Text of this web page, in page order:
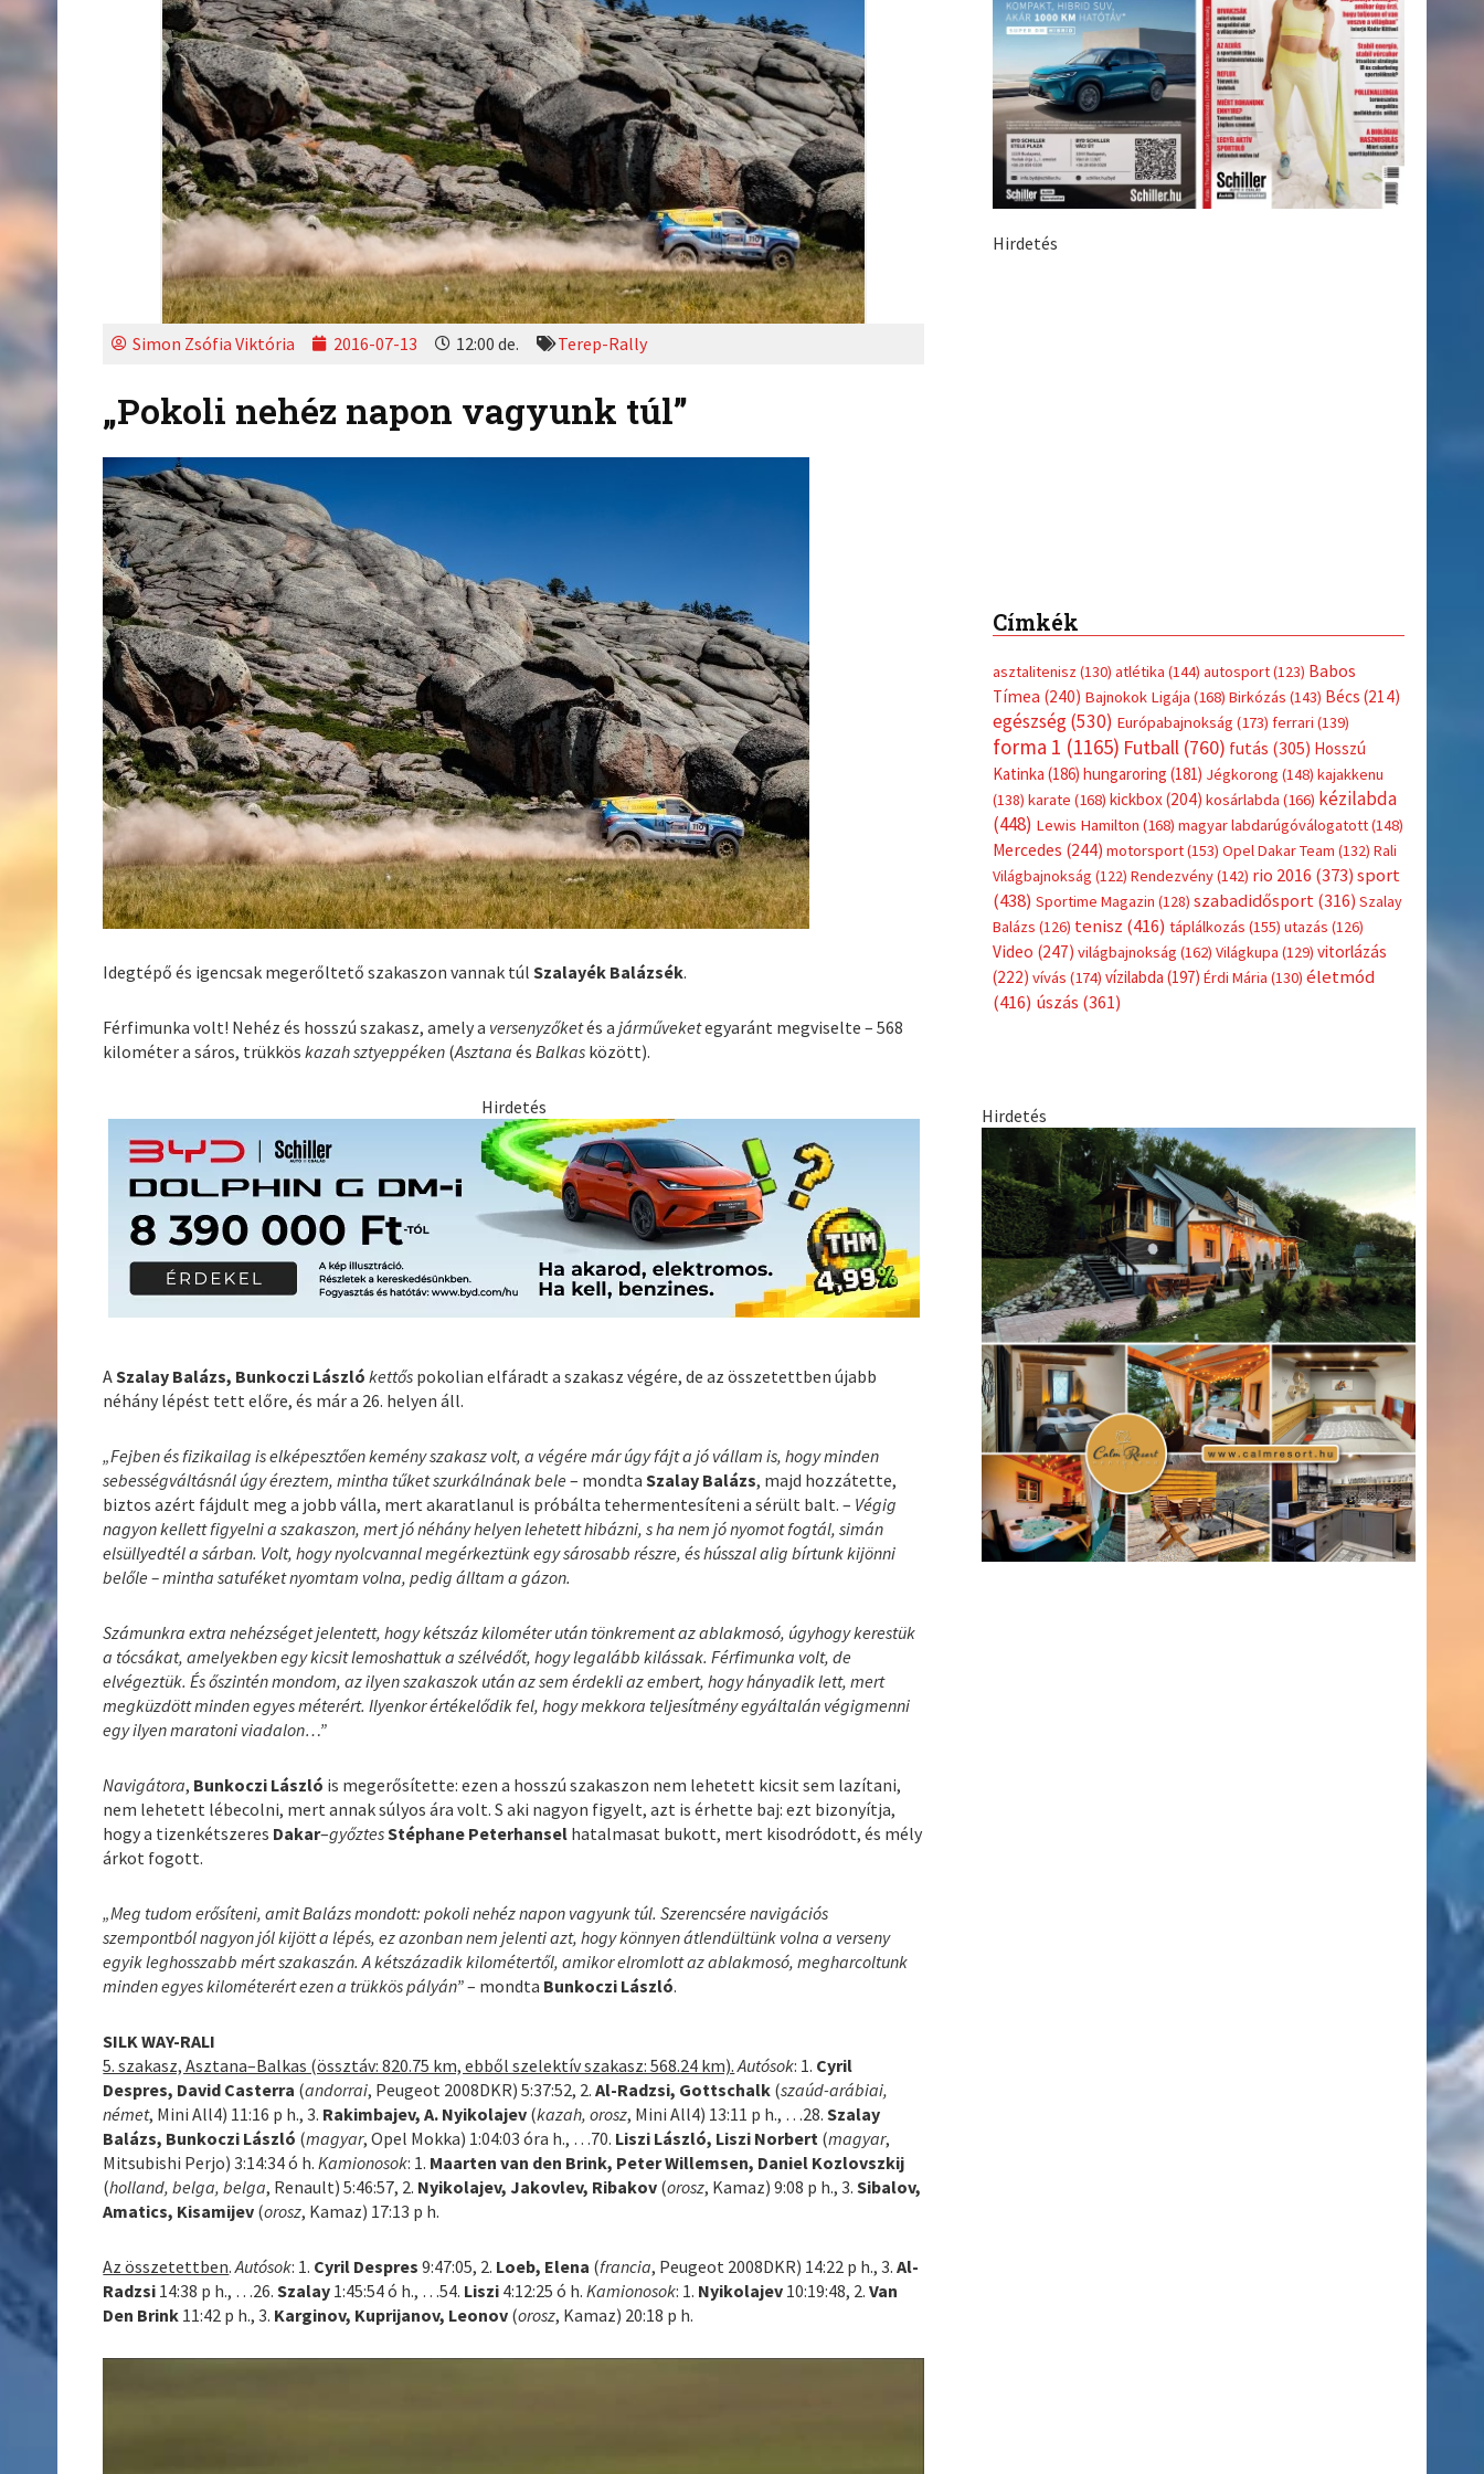
Simon Zsófia Viktória 2016-07-13 12:00 de. Terep-Rally
„Pokoli nehéz napon vagyunk túl”
Idegtépő és igencsak megerőltető szakaszon vannak túlSzalayék Balázsék.
Férfimunka volt! Nehéz és hosszú szakasz, amely a versenyzőketés ajárműveketegyaránt megviselte – 568
kilométer a sáros, trükköskazah sztyeppéken (Asztana ésBalkas között).
Hirdetés
ASzalay Balázs, Bunkoczi László kettős pokolian elfáradt a szakasz végére, de az összetettben újabb
néhány lépést tett előre, és már a 26. helyen áll.
„Fejben és fizikailag is elképesztően kemény szakasz volt, a végére már úgy fájt a jó vállam is, hogy minden
sebességváltásnál úgy éreztem, mintha tűket szurkálnának bele – mondtaSzalay Balázs, majd hozzátette,
biztos azért fájdult meg a jobb válla, mert akaratlanul is próbálta tehermentesíteni a sérült balt. – Végig
nagyon kellett figyelni a szakaszon, mert jó néhány helyen lehetett hibázni, s ha nem jó nyomot fogtál, simán
elsüllyedtél a sárban. Volt, hogy nyolcvannal megérkeztünk egy sárosabb részre, és hússzal alig bírtunk kijönni
belőle – mintha satuféket nyomtam volna, pedig álltam a gázon.
Számunkra extra nehézséget jelentett, hogy kétszáz kilométer után tönkrement az ablakmosó, úgyhogy kerestük
a tócsákat, amelyekben egy kicsit lemoshattuk a szélvédőt, hogy legalább kilássak. Férfimunka volt, de
elvégeztük. És őszintén mondom, az ilyen szakaszok után az sem érdekli az embert, hogy hányadik lett, mert
megküzdött minden egyes méterért. Ilyenkor értékelődik fel, hogy mekkora teljesítmény egyáltalán végigmenni
egy ilyen maratoni viadalon…”
Navigátora, Bunkoczi László is megerősítette: ezen a hosszú szakaszon nem lehetett kicsit sem lazítani,
nem lehetett lébecolni, mert annak súlyos ára volt. S aki nagyon figyelt, azt is érhette baj: ezt bizonyítja,
hogy a tizenkétszeres Dakar–győztesStéphane Peterhansel hatalmasat bukott, mert kisodródott, és mély
árkot fogott.
„Meg tudom erősíteni, amit Balázs mondott: pokoli nehéz napon vagyunk túl. Szerencsére navigációs
szempontból nagyon jól kijött a lépés, ez azonban nem jelenti azt, hogy könnyen átlendültünk volna a verseny
egyik leghosszabb mért szakaszán. A kétszázadik kilométertől, amikor elromlott az ablakmosó, megharcoltunk
minden egyes kilométerért ezen a trükkös pályán”– mondta Bunkoczi László.
SILK WAY-RALI
5. szakasz, Asztana–Balkas (össztáv: 820.75 km, ebből szelektív szakasz: 568.24 km). Autósok: 1. Cyril
Despres, David Casterra (andorrai, Peugeot 2008DKR) 5:37:52, 2.Al-Radzsi, Gottschalk (szaúd-arábiai,
német, Mini All4) 11:16 p h., 3. Rakimbajev, A. Nyikolajev (kazah, orosz, Mini All4) 13:11 p h., …28.Szalay
Balázs, Bunkoczi László (magyar, Opel Mokka) 1:04:03 óra h., …70. Liszi László, Liszi Norbert (magyar,
Mitsubishi Perjo) 3:14:34 ó h.Kamionosok: 1. Maarten van den Brink, Peter Willemsen, Daniel Kozlovszkij
(holland, belga, belga, Renault) 5:46:57, 2. Nyikolajev, Jakovlev, Ribakov (orosz, Kamaz) 9:08 p h., 3.Sibalov,
Amatics, Kisamijev (orosz, Kamaz) 17:13 p h.
Az összetettben.Autósok: 1. Cyril Despres 9:47:05, 2. Loeb, Elena (francia, Peugeot 2008DKR) 14:22 p h., 3.Al-
Radzsi 14:38 p h., …26.Szalay 1:45:54 ó h., …54. Liszi 4:12:25 ó h.Kamionosok: 1. Nyikolajev 10:19:48, 2. Van
Den Brink 11:42 p h., 3. Karginov, Kuprijanov, Leonov (orosz, Kamaz) 20:18 p h.
Hirdetés
Címkék
asztalitenisz(130)atlétika (144)autosport
Tímea(240)Bajnokok Ligája(168) Birkózás(143) Bécs(214)
egészség (530) Európabajnokság(173)ferrari(139)
forma 1 (1165)Futball(760)futás(305)
Hosszú
Katinka(186)hungaroring(181)Jégkorong(148)kajakkenu
(138)karate(168)kickbox(204)kosárlabda(166)kézilabda
(448)Lewis Hamilton(168)magyar labdarúgóválogatott(148)
Mercedes(244)motorsport (153)Opel Dakar Team(132)Rali
Világbajnokság(122)Rendezvény(142)rio 2016(373)sport
(438)
Sportime Magazin(128)szabadidősport(316)Szalay
Balázs(126)tenisz(416)táplálkozás(155)utazás(126)
Video(247)világbajnokság (162)Világkupa(129)vitorlázás
(222)vívás(174)vízilabda(197)Érdi Mária(130)életmód
(416)úszás(361)